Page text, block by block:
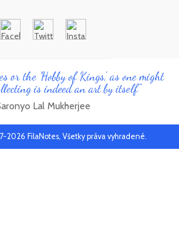
or the 'Hobby of Kings', as one might
is indeed an art by itself"
Lal Mukherjee
2026 FilaNotes, Všetky práva vyhradené.